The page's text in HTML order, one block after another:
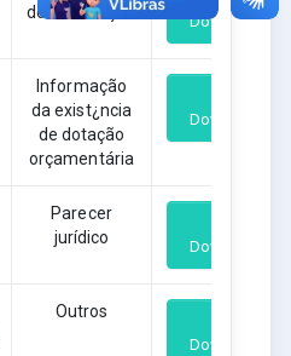
de Habilitação
Download
Informação
da exist¿ncia
de dotação
orçamentária
Download
Parecer
jurídico
Download
Outros
Download